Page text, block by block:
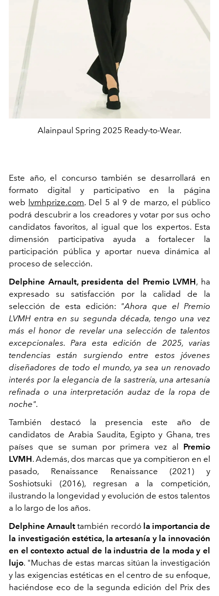
Alainpaul Spring 2025 Ready-to-Wear.
Este año, el concurso también se desarrollará en
formato digital y participativo en la página
web lvmhprize.com. Del 5 al 9 de marzo, el público
podrá descubrir a los creadores y votar por sus ocho
candidatos favoritos, al igual que los expertos. Esta
dimensión participativa ayuda a fortalecer la
participación pública y aportar nueva dinámica al
proceso de selección.
Delphine Arnault, presidenta del Premio LVMH, ha
expresado su satisfacción por la calidad de la
selección de esta edición: "Ahora que el Premio
LVMH entra en su segunda década, tengo una vez
más el honor de revelar una selección de talentos
excepcionales. Para esta edición de 2025, varias
tendencias están surgiendo entre estos jóvenes
diseñadores de todo el mundo, ya sea un renovado
interés por la elegancia de la sastrería, una artesanía
refinada o una interpretación audaz de la ropa de
noche".
También destacó la presencia este año de
candidatos de Arabia Saudita, Egipto y Ghana, tres
países que se suman por primera vez al Premio
LVMH. Además, dos marcas que ya compitieron en el
pasado, Renaissance Renaissance (2021) y
Soshiotsuki (2016), regresan a la competición,
ilustrando la longevidad y evolución de estos talentos
a lo largo de los años.
Delphine Arnault también recordó la importancia de
la investigación estética, la artesanía y la innovación
en el contexto actual de la industria de la moda y el
lujo. "Muchas de estas marcas sitúan la investigación
y las exigencias estéticas en el centro de su enfoque,
haciéndose eco de la segunda edición del Prix des